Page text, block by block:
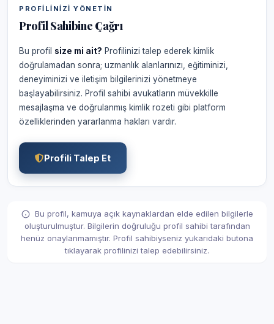
PROFILINIZI YÖNETIN
Profil Sahibine Çağrı
Bu profil size mi ait? Profilinizi talep ederek kimlik
doğrulamadan sonra; uzmanlık alanlarınızı, eğitiminizi,
deneyiminizi ve iletişim bilgilerinizi yönetmeye
başlayabilirsiniz. Profil sahibi avukatların müvekkille
mesajlaşma ve doğrulanmış kimlik rozeti gibi platform
özelliklerinden yararlanma hakları vardır.
Profili Talep Et
Bu profil, kamuya açık kaynaklardan elde edilen bilgilerle
oluşturulmuştur. Bilgilerin doğruluğu profil sahibi tarafından
henüz onaylanmamıştır. Profil sahibiyseniz yukarıdaki butona
tıklayarak profilinizi talep edebilirsiniz.